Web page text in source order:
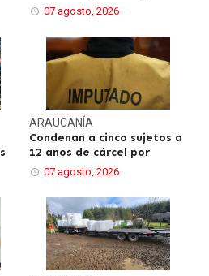
07 agosto, 2026
ARAUCANÍA
Condenan a cinco sujetos a
12 años de cárcel por
07 agosto, 2026